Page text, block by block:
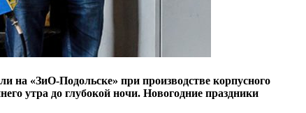
«ЗиО-Подольске» при производстве корпусного
утра до глубокой ночи. Новогодние праздники